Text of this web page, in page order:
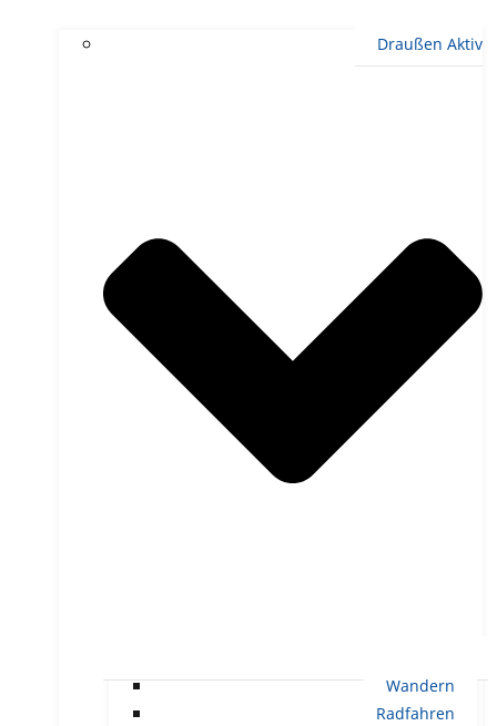
Draußen Aktiv
Wandern
Radfahren